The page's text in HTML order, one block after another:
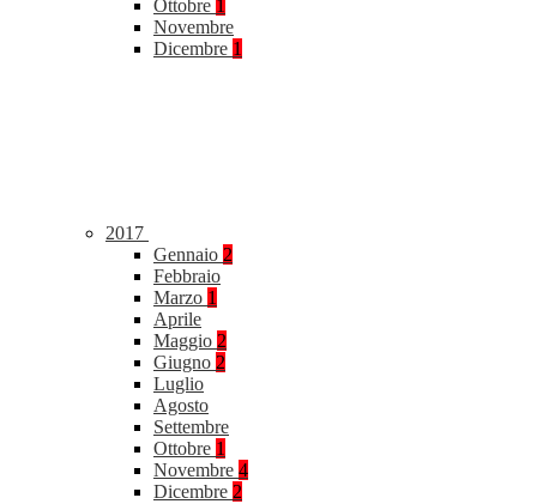
Ottobre 1
Novembre
Dicembre 1
2017
Gennaio 2
Febbraio
Marzo 1
Aprile
Maggio 2
Giugno 2
Luglio
Agosto
Settembre
Ottobre 1
Novembre 4
Dicembre 2